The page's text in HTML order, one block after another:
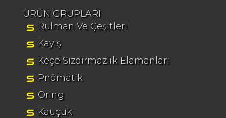
ÜRÜN GRUPLARI
Rulman Ve Çeşitleri
Kayış
Keçe Sızdırmazlık Elamanları
Pnömatik
Oring
Kauçuk